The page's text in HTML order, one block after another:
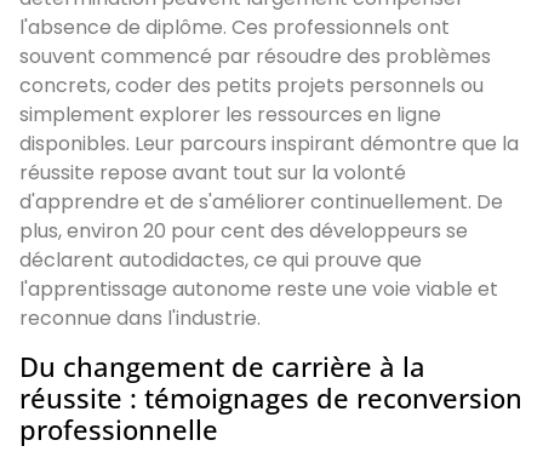
l'absence de diplôme. Ces professionnels ont
souvent commencé par résoudre des problèmes
concrets, coder des petits projets personnels ou
simplement explorer les ressources en ligne
disponibles. Leur parcours inspirant démontre que la
réussite repose avant tout sur la volonté
d'apprendre et de s'améliorer continuellement. De
plus, environ 20 pour cent des développeurs se
déclarent autodidactes, ce qui prouve que
l'apprentissage autonome reste une voie viable et
reconnue dans l'industrie.
Du changement de carrière à la
réussite : témoignages de reconversion
professionnelle